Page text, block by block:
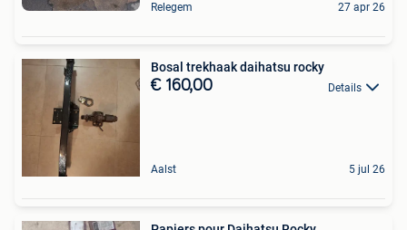
Relegem 27 apr 26
Bosal trekhaak daihatsu rocky
€ 160,00 Details
Aalst 5 jul 26